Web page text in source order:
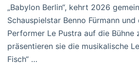
„Babylon Berlin“, kehrt 2026
Schauspielstar Benno Fürmann
Performer Le Pustra auf die Bühne
präsentieren sie die musikalische
Fisch“ …